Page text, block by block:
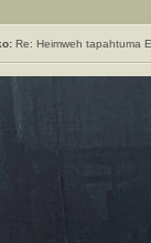
Re: Heimweh tapahtuma